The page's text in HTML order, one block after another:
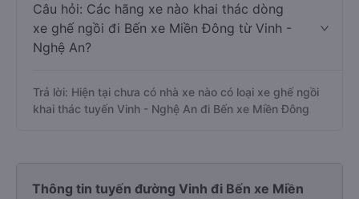
Câu hỏi: Các hãng xe nào khai thác dòng
xe ghế ngồi đi Bến xe Miền Đông từ Vinh -
Nghệ An?
Trả lời: Hiện tại chưa có nhà xe nào có loại xe ghế ngồi
khai thác tuyến Vinh - Nghệ An đi Bến xe Miền Đông
Thông tin tuyến đường Vinh đi Bến xe Miền